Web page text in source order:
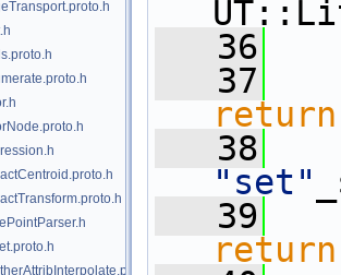
   36
   37
return
   38
"set"
   39
return